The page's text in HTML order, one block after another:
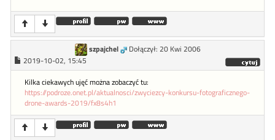
szpajchel
Dołączył: 20 Kwi 2006
2019-10-02, 15:45
Kilka ciekawych ujęć można zobaczyć tu:
https://podroze.onet.pl/aktualnosci/zwyciezcy-konkursu-fotograficznego-
drone-awards-2019/fx8s4h1